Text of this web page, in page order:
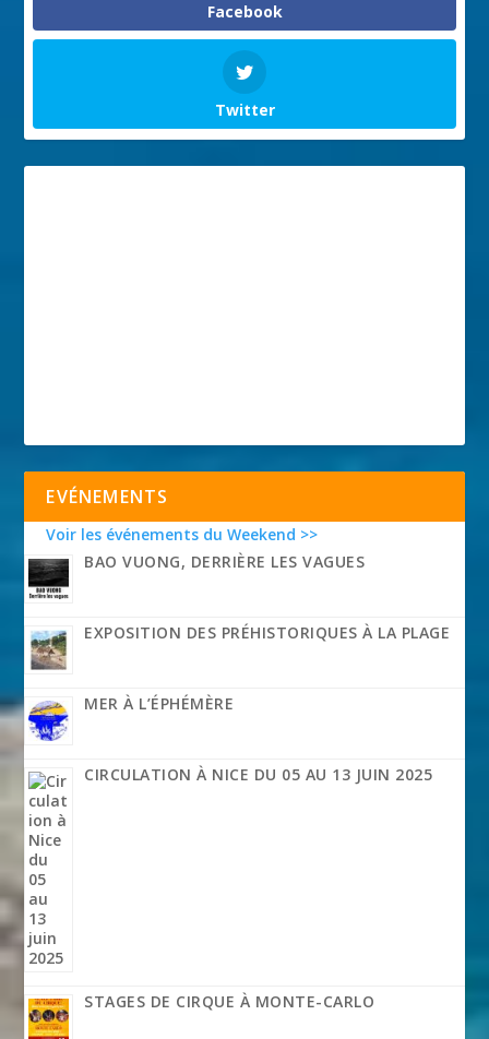
Facebook
Twitter
EVÉNEMENTS
Voir les événements du Weekend >>
BAO VUONG, DERRIÈRE LES VAGUES
EXPOSITION DES PRÉHISTORIQUES À LA PLAGE
MER À L’ÉPHÉMÈRE
CIRCULATION À NICE DU 05 AU 13 JUIN 2025
STAGES DE CIRQUE À MONTE-CARLO